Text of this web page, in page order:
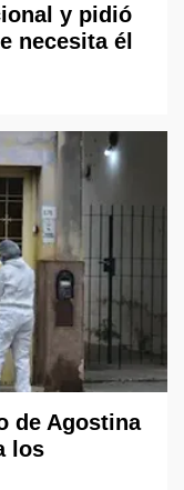
y pidió
necesita él
de Agostina
los